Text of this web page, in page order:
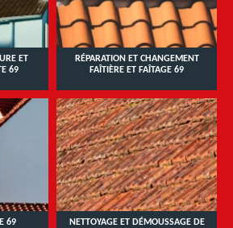
ET
69
RÉPARATION ET CHANGEMENT
FAÎTIÈRE ET FAÎTAGE 69
69
NETTOYAGE ET DÉMOUSSAGE DE